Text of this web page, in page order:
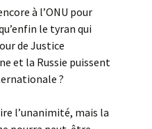
à l’ONU pour
le tyran qui
de Justice
et la Russie puissent
?
l’unanimité, mais la